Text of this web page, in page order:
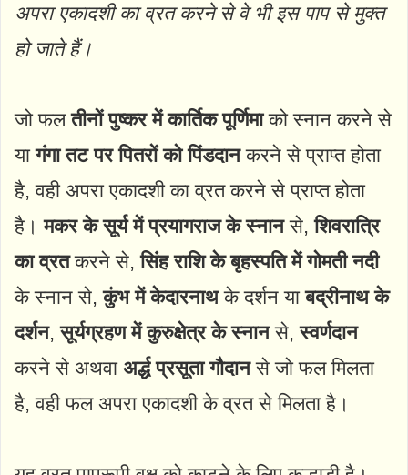
अपरा एकादशी का व्रत करने से वे भी इस पाप से मुक्त
हो जाते हैं।
जो फलतीनों पुष्कर में कार्तिक पूर्णिमाको स्नान करने से
यागंगा तट पर पितरों को पिंडदानकरने से प्राप्त होता
है, वही अपरा एकादशी का व्रत करने से प्राप्त होता
है।मकर के सूर्य में प्रयागराज के स्नानसे,शिवरात्रि
का व्रतकरने से,सिंह राशि के बृहस्पति में गोमती नदी
के स्नान से,कुंभ में केदारनाथके दर्शन याबद्रीनाथ के
दर्शन,सूर्यग्रहण में कुरुक्षेत्र के स्नानसे,स्वर्णदान
करने से अथवा अर्द्ध प्रसूता गौदानसे जो फल मिलता
है, वही फल अपरा एकादशी के व्रत से मिलता है।